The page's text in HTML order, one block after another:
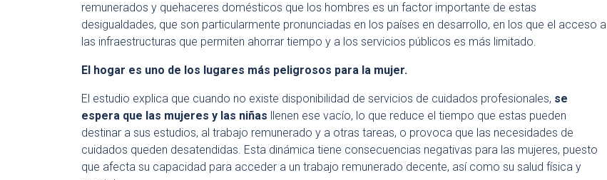
remunerados y quehaceres domésticos que los hombres es un factor importante de estas
desigualdades, que son particularmente pronunciadas en los países en desarrollo, en los que el acceso a
las infraestructuras que permiten ahorrar tiempo y a los servicios públicos es más limitado.
El hogar es uno de los lugares más peligrosos para la mujer.
El estudio explica que cuando no existe disponibilidad de servicios de cuidados profesionales, se
espera que las mujeres y las niñas llenen ese vacío, lo que reduce el tiempo que estas pueden
destinar a sus estudios, al trabajo remunerado y a otras tareas, o provoca que las necesidades de
cuidados queden desatendidas. Esta dinámica tiene consecuencias negativas para las mujeres, puesto
que afecta su capacidad para acceder a un trabajo remunerado decente, así como su salud física y